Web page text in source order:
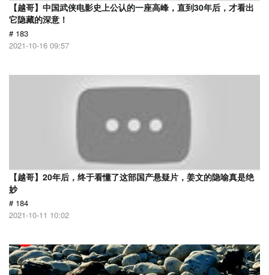
【越哥】中国武侠电影史上公认的一座高峰，直到30年后，才看出
它隐藏的深意！
# 183
2021-10-16 09:57
【越哥】20年后，终于看懂了这部国产悬疑片，姜文的隐喻真是绝
妙
# 184
2021-10-11 10:02